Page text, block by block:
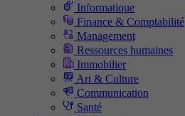
Informatique
Finance & Comptabilité
Management
Ressources humaines
Immobilier
Art & Culture
Communication
Santé